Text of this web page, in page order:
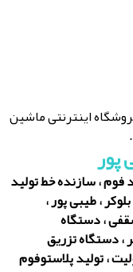
اینترنتی ماشین
پور
فوم ، سازنده خط تولید
، طیبی پور ،
، دستگاه
، دستگاه تزریق
، تولید پلاستوفوم